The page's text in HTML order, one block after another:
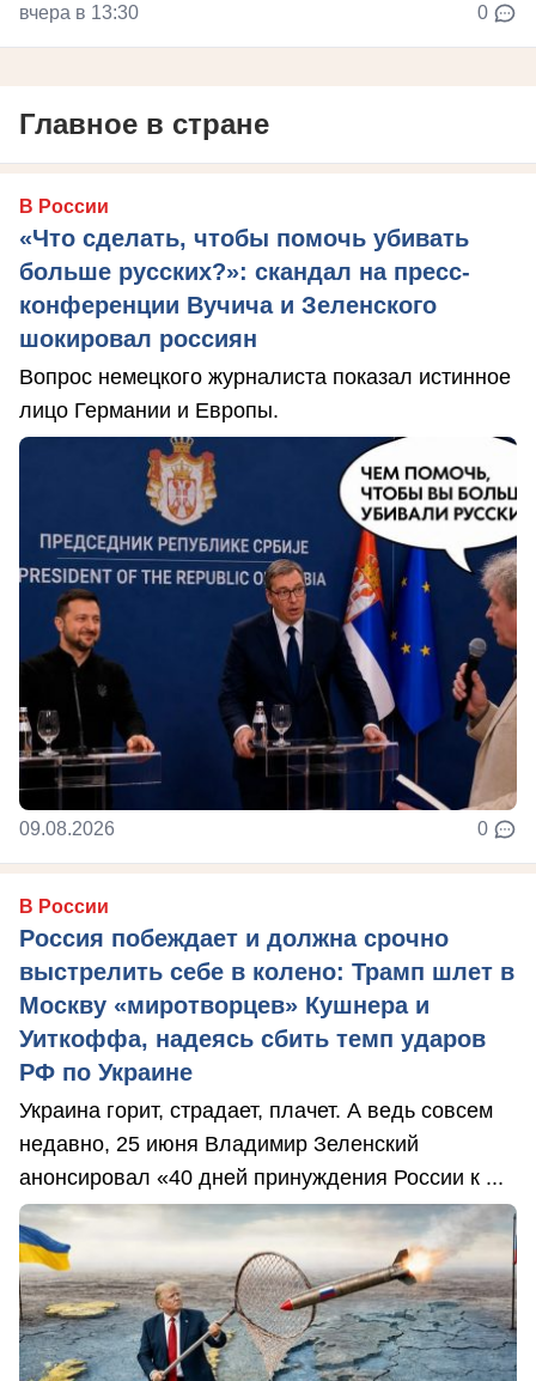
вчера в 13:30 0
Главное в стране
В России
«Что сделать, чтобы помочь убивать
больше русских?»: скандал на пресс-
конференции Вучича и Зеленского
шокировал россиян
Вопрос немецкого журналиста показал истинное
лицо Германии и Европы.
09.08.2026 0
В России
Россия побеждает и должна срочно
выстрелить себе в колено: Трамп шлет в
Москву «миротворцев» Кушнера и
Уиткоффа, надеясь сбить темп ударов
РФ по Украине
Украина горит, страдает, плачет. А ведь совсем
недавно, 25 июня Владимир Зеленский
анонсировал «40 дней принуждения России к ...